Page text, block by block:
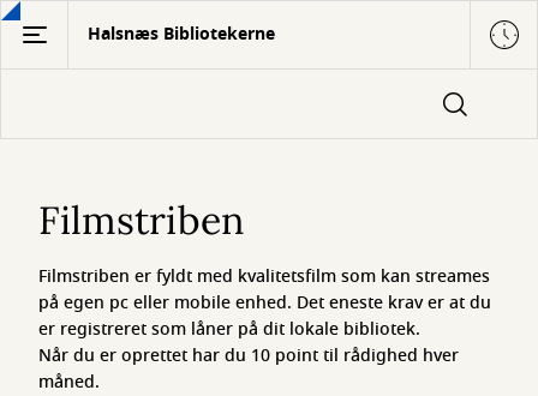
Gå
hovedindhold
Halsnæs Bibliotekerne
Filmstriben
Filmstriben er fyldt med kvalitetsfilm som kan streames
på egen pc eller mobile enhed. Det eneste krav er at du
er registreret som låner på dit lokale bibliotek.
Når du er oprettet har du 10 point til rådighed hver
måned.